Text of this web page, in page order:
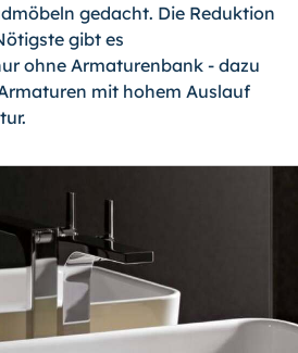
gedacht. Die Reduktion
gibt es
ohne Armaturenbank - dazu
mit hohem Auslauf